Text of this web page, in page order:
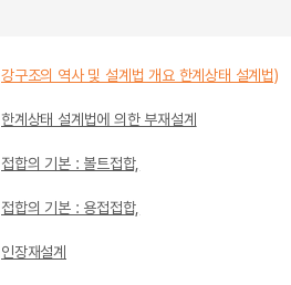
강구조의 역사 및 설계법 개요 한계상태 설계법)
한계상태 설계법에 의한 부재설계
접합의 기본 : 볼트접합,
접합의 기본 : 용접접합,
인장재설계